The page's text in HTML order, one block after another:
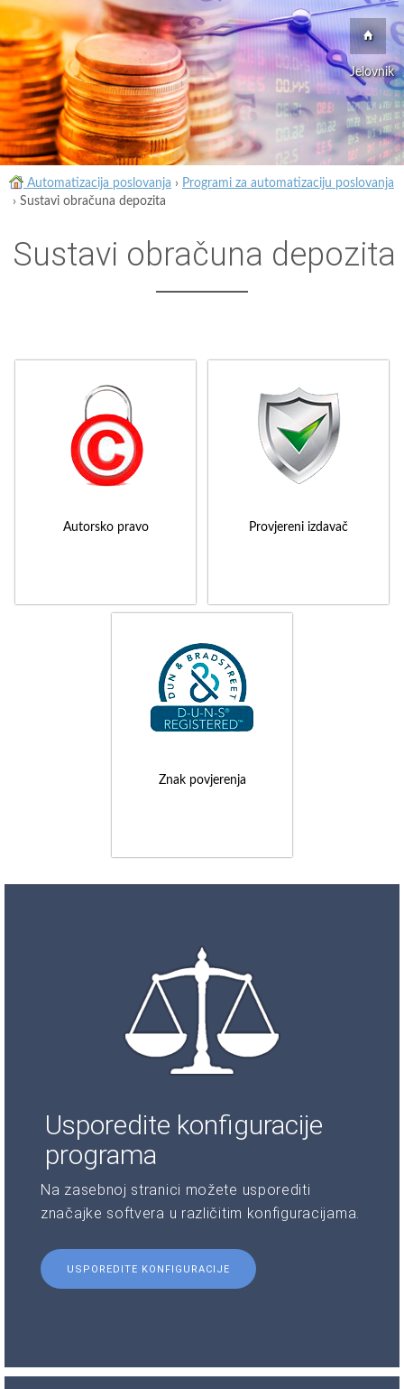
Jelovnik
Automatizacija poslovanja › Programi za automatizaciju poslovanja
› Sustavi obračuna depozita
Sustavi obračuna depozita
Autorsko pravo Provjereni izdavač
Znak povjerenja
Usporedite konfiguracije
programa
Na zasebnoj stranici možete usporediti
značajke softvera u različitim konfiguracijama.
USPOREDITE KONFIGURACIJE